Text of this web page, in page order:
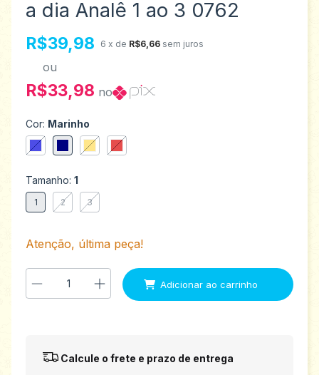
a dia Analê 1 ao 3 0762
R$39,98 6 x de R$6,66 sem juros
ou
R$33,98 no
Cor: Marinho
Tamanho: 1
1 2 3
Atenção, última peça!
Entregas para o CEP: Alterar CEP
Calcule o frete e prazo de entrega